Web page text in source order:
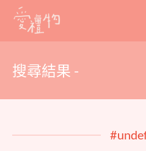
Skip
搜尋結果 -